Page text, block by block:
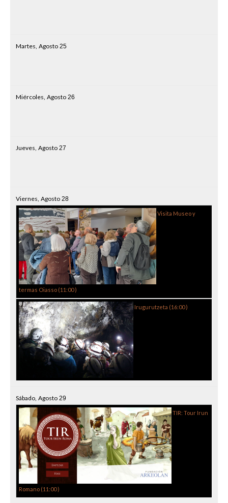
Martes, Agosto 25
Miércoles, Agosto 26
Jueves, Agosto 27
Viernes, Agosto 28
Visita Museo y
termas Oiasso (11:00)
Irugurutzeta (16:00)
Sábado, Agosto 29
TIR: Tour Irun
Romano (11:00)